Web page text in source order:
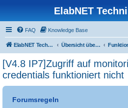
ElabNET
FAQ Knowledge Base
ElabNET Technik Forum Übersicht über forum.timberwolf.io
[V4.8 IP7]Zugriff auf
credentials funktioniert nicht
Forumsregeln